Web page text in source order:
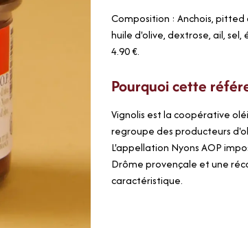
Composition : Anchois, pitted
huile d'olive, dextrose, ail,
4.90 €.
Pourquoi cette
Vignolis est la coopérative
regroupe des producteurs
L'appellation Nyons AOP
Drôme provençale et une
caractéristique.